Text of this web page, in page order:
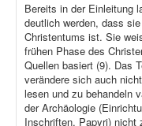
Bereits in der Einleitung
deutlich werden, dass
Christentums ist. Sie
frühen Phase des
Quellen basiert (9). Das
verändere sich auch
lesen und zu behandeln
der Archäologie
Inschriften, Papyri)